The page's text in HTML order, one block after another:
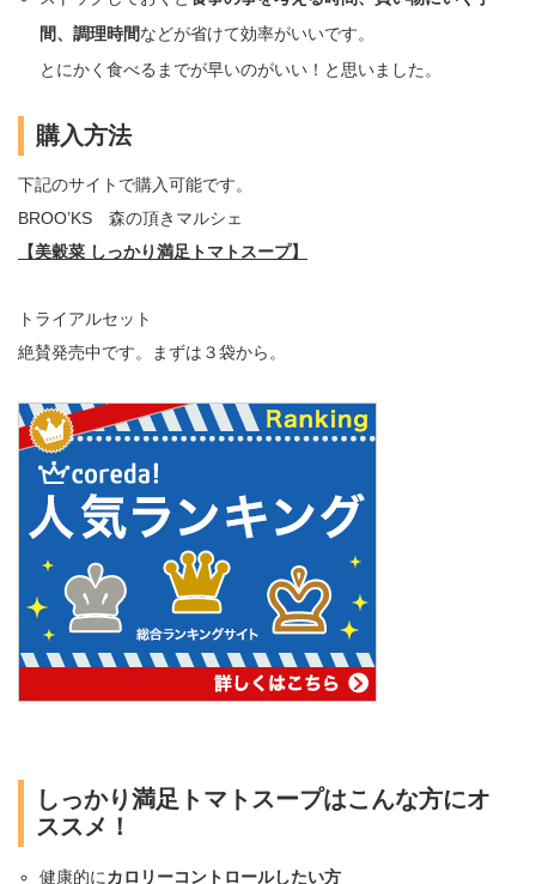
間、調理時間などが省けて効率がいいです。
とにかく食べるまでが早いのがいい！と思いました。
購入方法
下記のサイトで購入可能です。
BROO’KS 森の頂きマルシェ
【美穀菜 しっかり満足トマトスープ】
トライアルセット
絶賛発売中です。まずは３袋から。
しっかり満足トマトスープはこんな方にオ
ススメ！
健康的にカロリーコントロールしたい方